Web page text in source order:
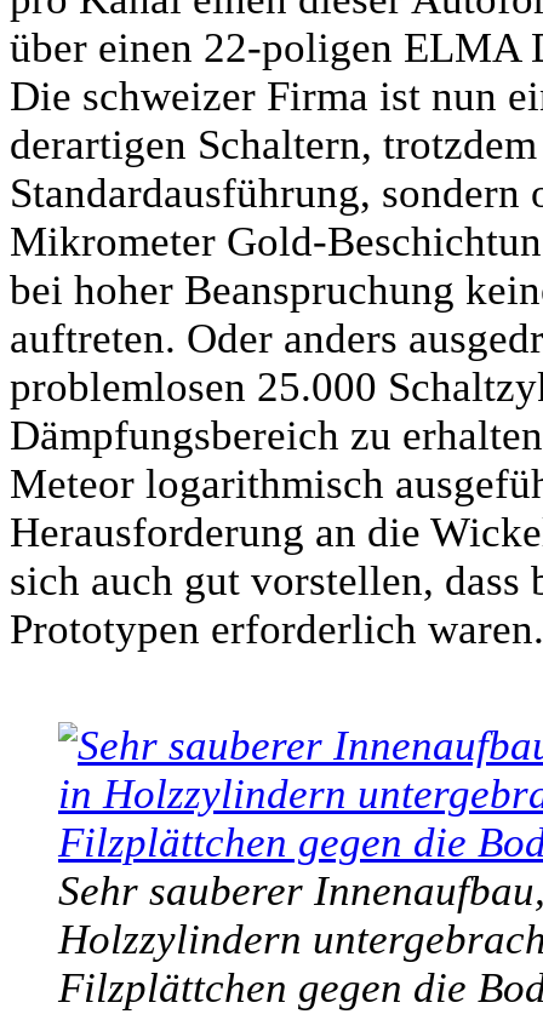
über einen 22-poligen ELMA
Die schweizer Firma ist nun
derartigen Schaltern,
Standardausführung,
Mikrometer Gold-
bei hoher Beanspruchung
auftreten. Oder anders
problemlosen 25.000
Dämpfungsbereich zu
Meteor logarithmisch
Herausforderung an die
sich auch gut vorstellen, dass
Prototypen erforderlich waren.
Sehr sauberer
Holzzylindern
Filzplättchen gegen die